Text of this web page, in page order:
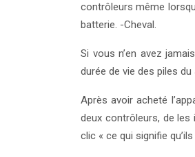
contrôleurs même
batterie. -Cheval.
Si vous n’en avez
durée de vie des piles
Après avoir acheté
deux contrôleurs, de les
clic « ce qui signifie qu’ils